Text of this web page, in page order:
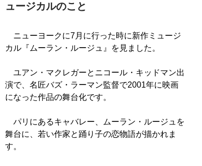
ュージカルのこと
ニューヨークに7月に行った時に新作ミュージ
カル『ムーラン・ルージュ』を見ました。
ユアン・マクレガーとニコール・キッドマン出
演で、名匠バズ・ラーマン監督で2001年に映画
になった作品の舞台化です。
パリにあるキャバレー、ムーラン・ルージュを
舞台に、若い作家と踊り子の恋物語が描かれま
す。